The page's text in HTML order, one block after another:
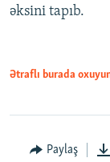
Auto
əksini tapıb.
Ətraflı burada
Paylaş